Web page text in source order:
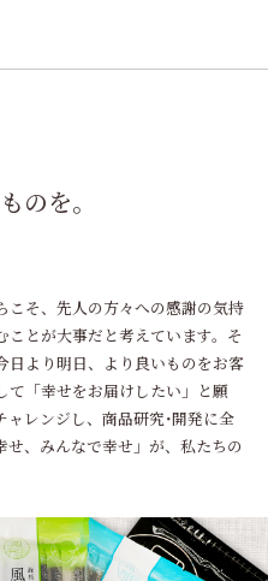
のを。
こそ、先人の方々への感謝の気持
とが大事だと考えています。そ
日より明日、より良いものをお客
て「幸せをお届けしたい」と願
レンジし、商品研究･開発に全
、みんなで幸せ」が、私たちの